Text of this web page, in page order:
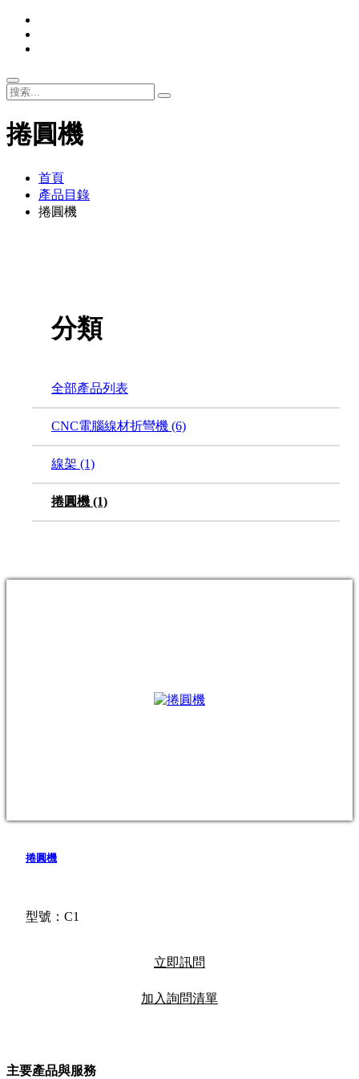
捲圓機
首頁
產品目錄
捲圓機
分類
全部產品列表
CNC電腦線材折彎機 (6)
線架 (1)
捲圓機 (1)
捲圓機
型號：C1
立即訊問
加入詢問清單
主要產品與服務